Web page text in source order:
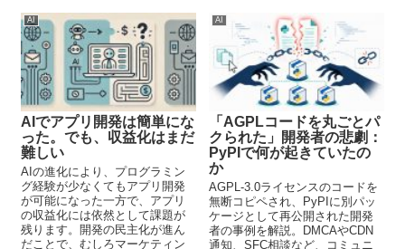
解説。
AI
AIでアプリ開発は簡単にな
った。でも、収益化はまだ
難しい
AIの進化により、プログラミン
グ経験が少なくてもアプリ開発
が可能になった一方で、アプリ
の収益化には依然として課題が
残ります。開発の民主化が進ん
だことで、むしろマーケティン
AI
「AGPLコードを丸ごとパ
クられた」開発者の悲劇：
PyPIで何が起きていたの
か
AGPL-3.0ライセンスのコードを
無断コピペされ、PyPIに別パッ
ケージとして再公開された開発
者の事例を解説。DMCAやCDN
通知、SFC相談など、コミュニ